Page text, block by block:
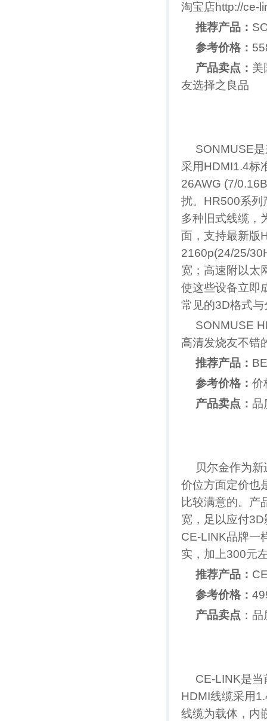
淘宝店http://ce-
推荐产品：
参考价格：
产品卖点： 美
友选择之良品
SONMUSE
采用HDMI1.4标
26AWG (7/
扰。HR500系列
多种旧式线缆，
面，支持最新版
2160p(24/25/
宽；高速附以太
使这些设备立即
常见的3D格式与
SONMUSE
高清发烧友不错
推荐产品：
参考价格： 价
产品卖点： 品
贝尔金作为
价位方面定价也
比较满意的。产
宽，足以应付
CE-LINK品牌一
实，加上300元
推荐产品：
参考价格：
产品卖点 ：
CE-LINK是
HDMI线缆采用
线缆为载体，内